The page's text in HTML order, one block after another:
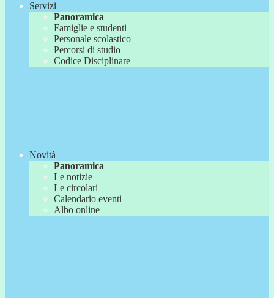
Servizi
Panoramica
Famiglie e studenti
Personale scolastico
Percorsi di studio
Codice Disciplinare
Novità
Panoramica
Le notizie
Le circolari
Calendario eventi
Albo online